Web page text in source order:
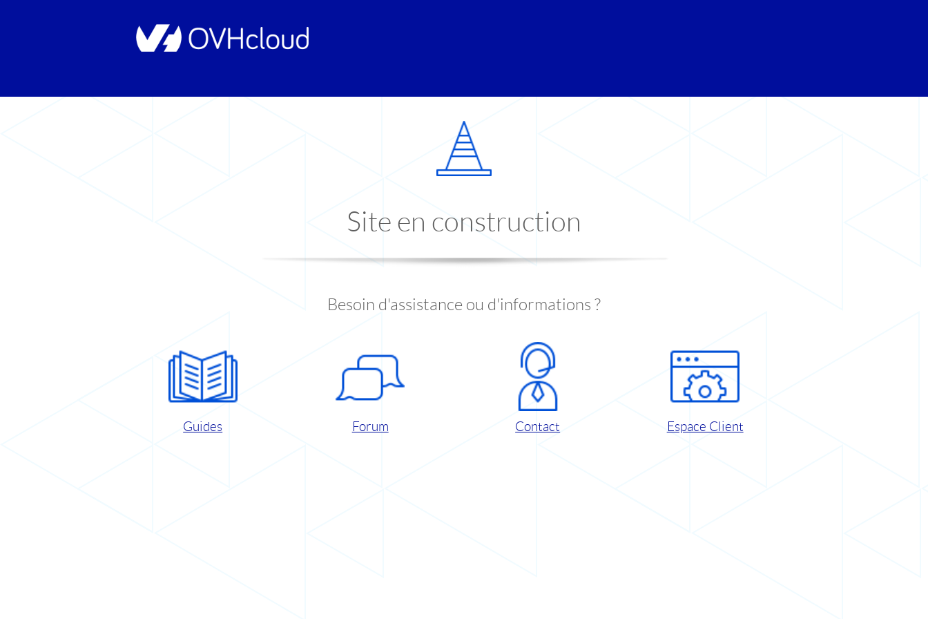
Site en construction
Besoin d'assistance ou d'informations ?
Guides Forum Contact Espace Client